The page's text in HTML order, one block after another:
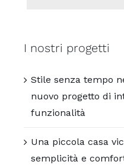
I nostri progetti
Stile senza tempo
nuovo progetto di
funzionalità
Una piccola casa
semplicità e